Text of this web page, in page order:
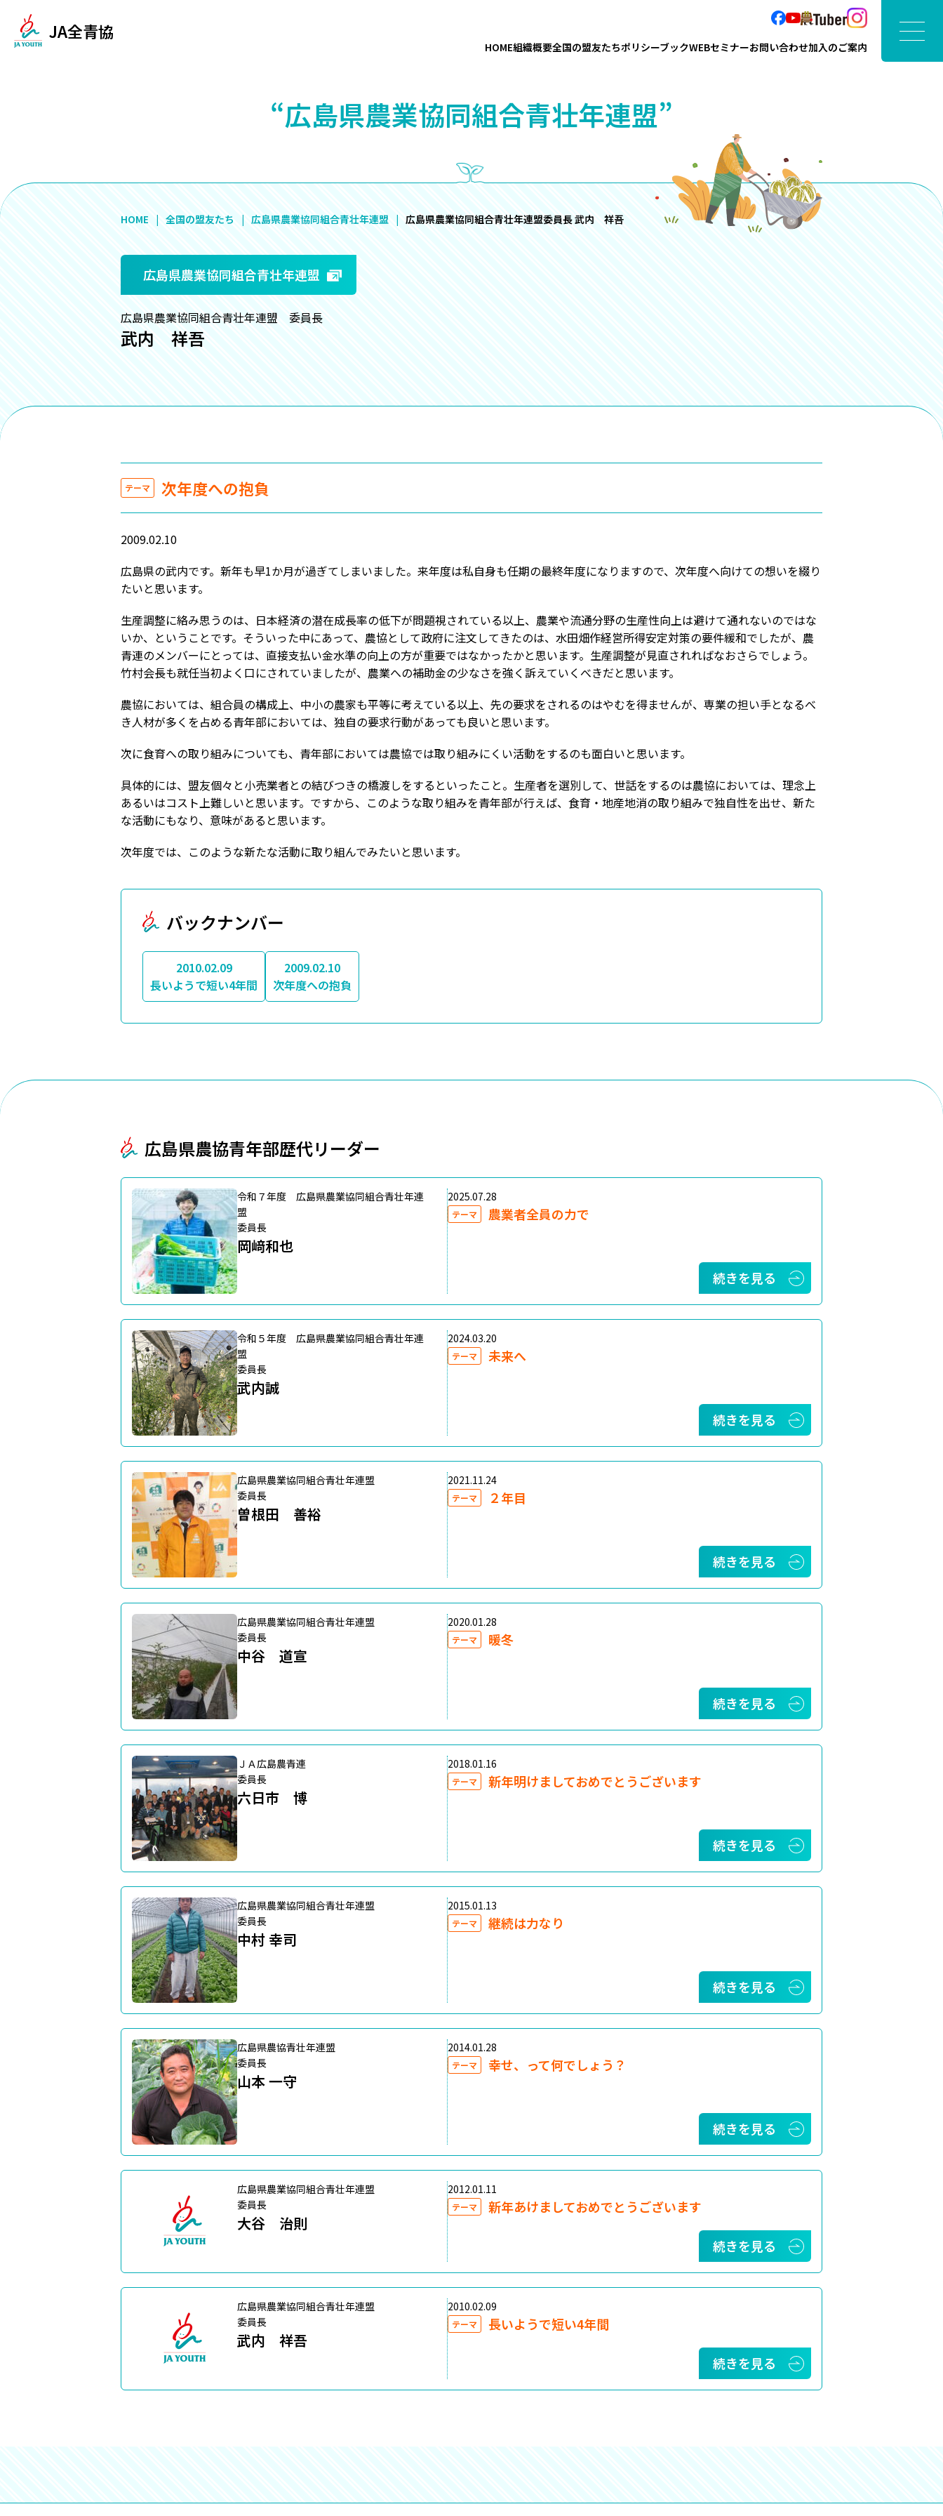
JA全青協
HOME組織概要全国の盟友たちポリシーブックWEBセミナーお問い合わせ加入のご案内
“広島県農業協同組合青壮年連盟”
HOME 全国の盟友たち 広島県農業協同組合青壮年連盟 広島県農業協同組合青壮年連盟委員長 武内 祥吾
広島県農業協同組合青壮年連盟
広島県農業協同組合青壮年連盟 委員長
武内 祥吾
テーマ 次年度への抱負
2009.02.10
広島県の武内です。新年も早1か月が過ぎてしまいました。来年度は私自身も任期の最終年度になりますので、次年度へ向けての想いを綴り
たいと思います。
生産調整に絡み思うのは、日本経済の潜在成長率の低下が問題視されている以上、農業や流通分野の生産性向上は避けて通れないのではな
いか、ということです。そういった中にあって、農協として政府に注文してきたのは、水田畑作経営所得安定対策の要件緩和でしたが、農
青連のメンバーにとっては、直接支払い金水準の向上の方が重要ではなかったかと思います。生産調整が見直されればなおさらでしょう。
竹村会長も就任当初よく口にされていましたが、農業への補助金の少なさを強く訴えていくべきだと思います。
農協においては、組合員の構成上、中小の農家も平等に考えている以上、先の要求をされるのはやむを得ませんが、専業の担い手となるべ
き人材が多くを占める青年部においては、独自の要求行動があっても良いと思います。
次に食育への取り組みについても、青年部においては農協では取り組みにくい活動をするのも面白いと思います。
具体的には、盟友個々と小売業者との結びつきの橋渡しをするといったこと。生産者を選別して、世話をするのは農協においては、理念上
あるいはコスト上難しいと思います。ですから、このような取り組みを青年部が行えば、食育・地産地消の取り組みで独自性を出せ、新た
な活動にもなり、意味があると思います。
次年度では、このような新たな活動に取り組んでみたいと思います。
バックナンバー
2010.02.09
長いようで短い4年間
2009.02.10
次年度への抱負
広島県農協青年部歴代リーダー
令和７年度 広島県農業協同組合青壮年連
盟
委員長
岡﨑和也
2025.07.28
テーマ 農業者全員の力で
続きを見る
令和５年度 広島県農業協同組合青壮年連
盟
委員長
武内誠
2024.03.20
テーマ 未来へ
続きを見る
広島県農業協同組合青壮年連盟
委員長
曽根田 善裕
2021.11.24
テーマ ２年目
続きを見る
広島県農業協同組合青壮年連盟
委員長
中谷 道宣
2020.01.28
テーマ 暖冬
続きを見る
ＪＡ広島農青連
委員長
六日市 博
2018.01.16
テーマ 新年明けましておめでとうございます
続きを見る
広島県農業協同組合青壮年連盟
委員長
中村 幸司
2015.01.13
テーマ 継続は力なり
続きを見る
広島県農協青壮年連盟
委員長
山本 一守
2014.01.28
テーマ 幸せ、って何でしょう？
続きを見る
広島県農業協同組合青壮年連盟
委員長
大谷 治則
2012.01.11
テーマ 新年あけましておめでとうございます
続きを見る
広島県農業協同組合青壮年連盟
委員長
武内 祥吾
2010.02.09
テーマ 長いようで短い4年間
続きを見る